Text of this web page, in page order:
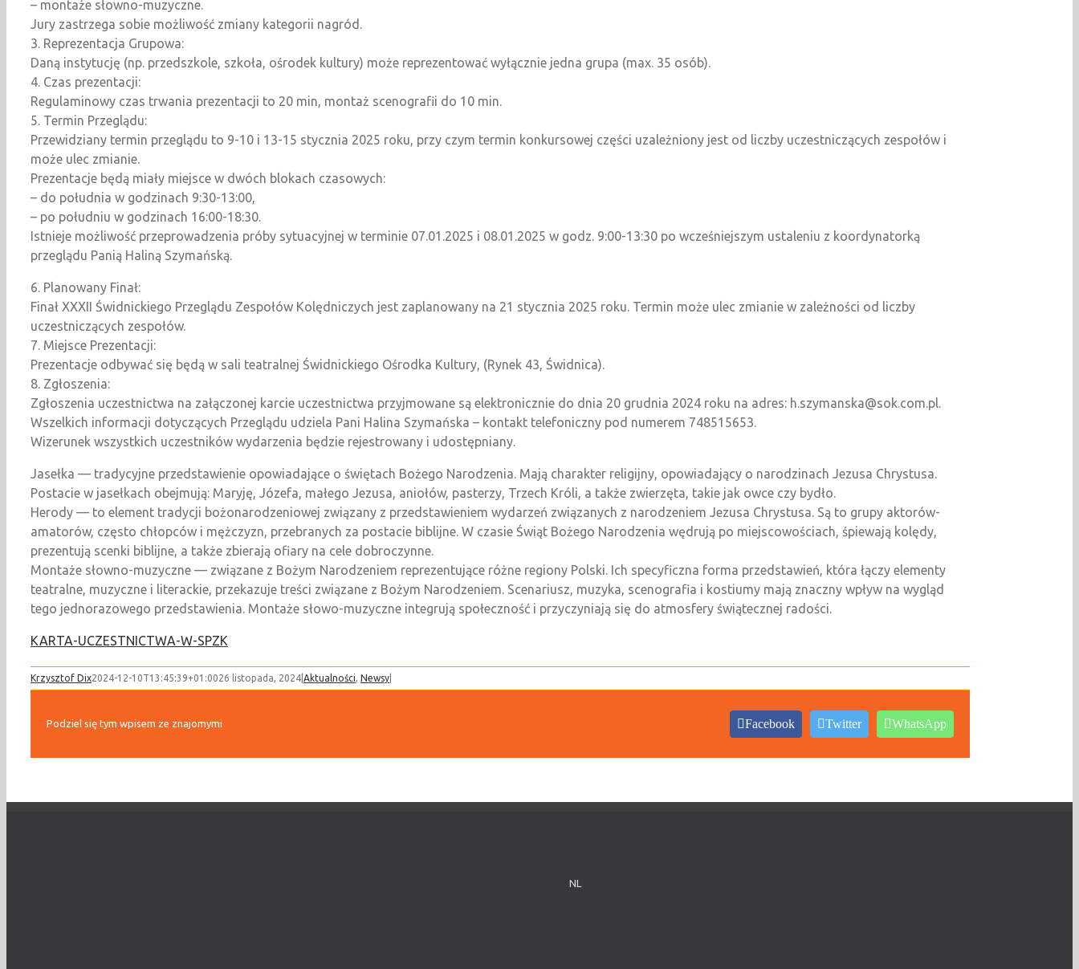
– montaże słowno-muzyczne.
Jury zastrzega sobie możliwość zmiany kategorii nagród.
3. Reprezentacja Grupowa:
Daną instytucję (np. przedszkole, szkoła, ośrodek kultury) może reprezentować wyłącznie jedna grupa (max. 35 osób).
4. Czas prezentacji:
Regulaminowy czas trwania prezentacji to 20 min, montaż scenografii do 10 min.
5. Termin Przeglądu:
Przewidziany termin przeglądu to 9-10 i 13-15 stycznia 2025 roku, przy czym termin konkursowej części uzależniony jest od liczby uczestniczących zespołów i
może ulec zmianie.
Prezentacje będą miały miejsce w dwóch blokach czasowych:
– do południa w godzinach 9:30-13:00,
– po południu w godzinach 16:00-18:30.
Istnieje możliwość przeprowadzenia próby sytuacyjnej w terminie 07.01.2025 i 08.01.2025 w godz. 9:00-13:30 po wcześniejszym ustaleniu z koordynatorką
przeglądu Panią Haliną Szymańską.
6. Planowany Finał:
Finał XXXII Świdnickiego Przeglądu Zespołów Kolędniczych jest zaplanowany na 21 stycznia 2025 roku. Termin może ulec zmianie w zależności od liczby
uczestniczących zespołów.
7. Miejsce Prezentacji:
Prezentacje odbywać się będą w sali teatralnej Świdnickiego Ośrodka Kultury, (Rynek 43, Świdnica).
8. Zgłoszenia:
Zgłoszenia uczestnictwa na załączonej karcie uczestnictwa przyjmowane są elektronicznie do dnia 20 grudnia 2024 roku na adres: h.szymanska@sok.com.pl.
Wszelkich informacji dotyczących Przeglądu udziela Pani Halina Szymańska – kontakt telefoniczny pod numerem 748515653.
Wizerunek wszystkich uczestników wydarzenia będzie rejestrowany i udostępniany.
Jasełka — tradycyjne przedstawienie opowiadające o świętach Bożego Narodzenia. Mają charakter religijny, opowiadający o narodzinach Jezusa Chrystusa.
Postacie w jasełkach obejmują: Maryję, Józefa, małego Jezusa, aniołów, pasterzy, Trzech Króli, a także zwierzęta, takie jak owce czy bydło.
Herody — to element tradycji bożonarodzeniowej związany z przedstawieniem wydarzeń związanych z narodzeniem Jezusa Chrystusa. Są to grupy aktorów-
amatorów, często chłopców i mężczyzn, przebranych za postacie biblijne. W czasie Świąt Bożego Narodzenia wędrują po miejscowościach, śpiewają kolędy,
prezentują scenki biblijne, a także zbierają ofiary na cele dobroczynne.
Montaże słowno-muzyczne — związane z Bożym Narodzeniem reprezentujące różne regiony Polski. Ich specyficzna forma przedstawień, która łączy elementy
teatralne, muzyczne i literackie, przekazuje treści związane z Bożym Narodzeniem. Scenariusz, muzyka, scenografia i kostiumy mają znaczny wpływ na wygląd
tego jednorazowego przedstawienia. Montaże słowo-muzyczne integrują społeczność i przyczyniają się do atmosfery świątecznej radości.
KARTA-UCZESTNICTWA-W-SPZK
Krzysztof Dix2024-12-10T13:45:39+01:0026 listopada, 2024 Aktualności, Newsy
Podziel się tym wpisem ze znajomymi Facebook Twitter WhatsApp
NL